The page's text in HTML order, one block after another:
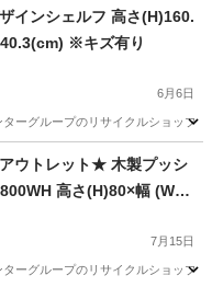
インシェルフ 高さ(H)160.
※キズ有り
6月6日
ターグループのリサイクルショッ
フウトレット★ 木製プッシ
高さ(H)80×幅 (W)
7月15日
ターグループのリサイクルショッ